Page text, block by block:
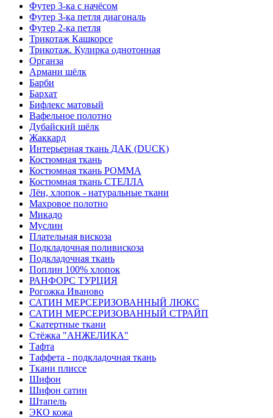
Футер 3-ка с начёсом
Футер 3-ка петля диагональ
Футер 2-ка петля
Трикотаж Кашкорсе
Трикотаж. Кулирка однотонная
Органза
Армани шёлк
Барби
Бархат
Бифлекс матовый
Вафельное полотно
Дубайский шёлк
Жаккард
Интерьерная ткань ДАК (DUCK)
Костюмная ткань
Костюмная ткань РОММА
Костюмная ткань СТЕЛЛА
Лён, хлопок - натуральные ткани
Махровое полотно
Микадо
Муслин
Плательная вискоза
Подкладочная поливискоза
Подкладочная ткань
Поплин 100% хлопок
РАНФОРС ТУРЦИЯ
Рогожка Иваново
САТИН МЕРСЕРИЗОВАННЫЙ ЛЮКС
САТИН МЕРСЕРИЗОВАННЫЙ СТРАЙП
Скатертные ткани
Стёжка "АНЖЕЛИКА"
Тафта
Таффета - подкладочная ткань
Ткани плиссе
Шифон
Шифон сатин
Штапель
ЭКО кожа